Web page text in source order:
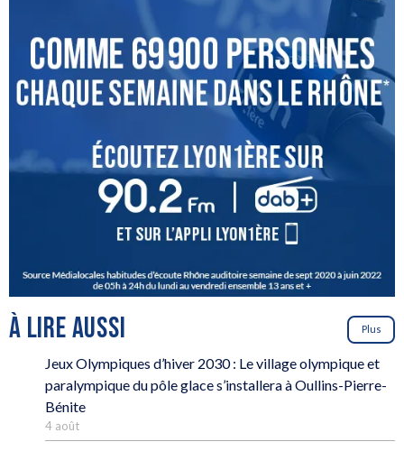
À LIRE AUSSI Plus
Jeux Olympiques d’hiver 2030 : Le village olympique et
paralympique du pôle glace s’installera à Oullins-Pierre-
Bénite
4 août